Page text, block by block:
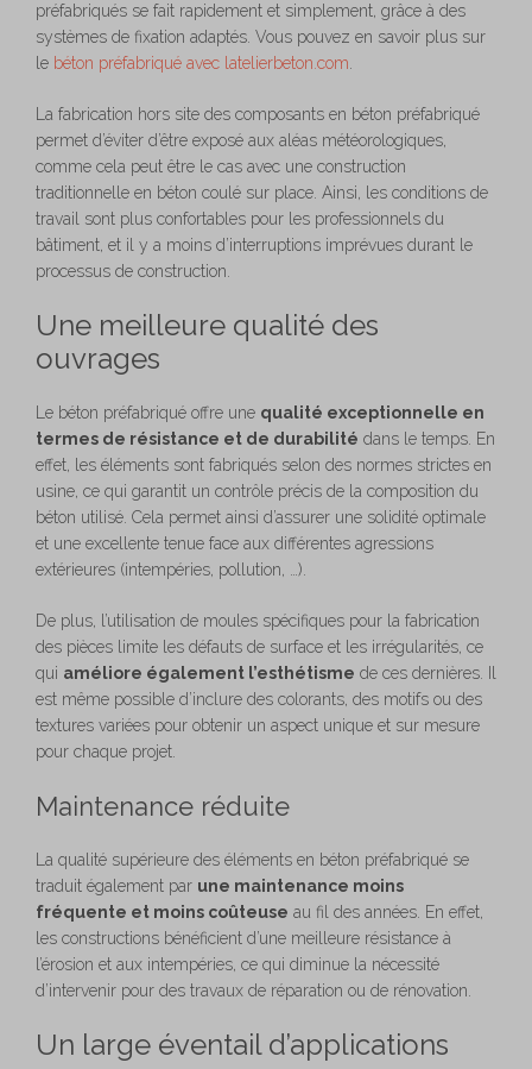
préfabriqués se fait rapidement et simplement, grâce à des
systèmes de fixation adaptés. Vous pouvez en savoir plus sur
le béton préfabriqué avec latelierbeton.com
La fabrication hors site des composants en béton préfabriqué
permet d’éviter d’être exposé aux aléas météorologiques,
comme cela peut être le cas avec une construction
traditionnelle en béton coulé sur place. Ainsi, les conditions de
travail sont plus confortables pour les professionnels du
bâtiment, et il y a moins d’interruptions imprévues durant le
processus de construction.
Une meilleure qualité des
ouvrages
Le béton préfabriqué offre une qualité exceptionnelle en
termes de résistance et de durabilité dans le temps. En
effet, les éléments sont fabriqués selon des normes strictes en
usine, ce qui garantit un contrôle précis de la composition du
béton utilisé. Cela permet ainsi d’assurer une solidité optimale
et une excellente tenue face aux différentes agressions
extérieures (intempéries, pollution, …).
De plus, l’utilisation de moules spécifiques pour la fabrication
des pièces limite les défauts de surface et les irrégularités, ce
qui améliore également l’esthétisme de ces dernières. Il
est même possible d’inclure des colorants, des motifs ou des
textures variées pour obtenir un aspect unique et sur mesure
pour chaque projet.
Maintenance réduite
La qualité supérieure des éléments en béton préfabriqué se
traduit également par une maintenance moins
fréquente et moins coûteuse au fil des années. En effet,
les constructions bénéficient d’une meilleure résistance à
l’érosion et aux intempéries, ce qui diminue la nécessité
d’intervenir pour des travaux de réparation ou de rénovation.
Un large éventail d’applications